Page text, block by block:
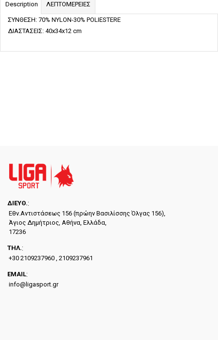
Description ΛΕΠΤΟΜΕΡΕΙΕΣ
ΣΥΝΘΕΣΗ: 70% NYLON-30% POLIESTERE
ΔΙΑΣΤΑΣΕΙΣ: 40x34x12 cm
ΔΙΕYΘ.:
Εθν.Αντιστάσεως 156 (πρώην Βασιλίσσης Όλγας 156),
Άγιος Δημήτριος, Αθήνα, Ελλάδα,
17236
ΤΗΛ.:
+30 2109237960 , 2109237961
EMAIL:
info@ligasport.gr